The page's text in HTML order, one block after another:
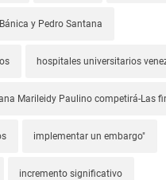
y Pedro Santana
hospitales universitarios
Marileidy Paulino competirá-Las
implementar un embargo"
incremento significativo